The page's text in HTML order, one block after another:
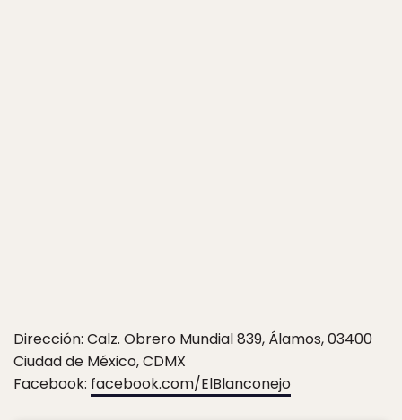
Dirección: Calz. Obrero Mundial 839, Álamos, 03400
Ciudad de México, CDMX
Facebook: facebook.com/ElBlanconejo